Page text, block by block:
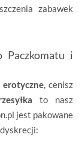
zabawek
Paczkomatu i
erotyczne, cenisz
to nasz
jest pakowane